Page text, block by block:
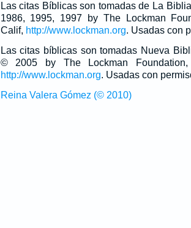
Las citas Bíblicas son tomadas de La
1986, 1995, 1997 by The Lockman
Calif, http://www.lockman.org. Usadas con
Las citas bíblicas son tomadas Nueva
© 2005 by The Lockman
http://www.lockman.org. Usadas con
Reina Valera Gómez (© 2010)